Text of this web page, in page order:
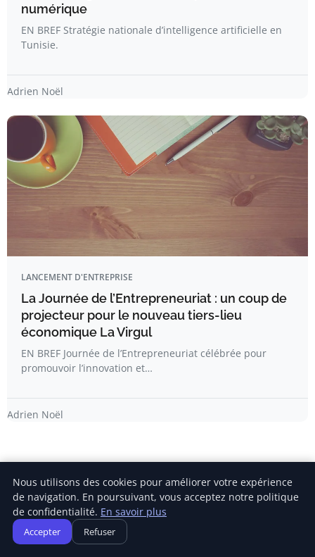
numérique
EN BREF Stratégie nationale d’intelligence artificielle en
Tunisie.
Adrien Noël
LANCEMENT D'ENTREPRISE
La Journée de l’Entrepreneuriat : un coup de
projecteur pour le nouveau tiers-lieu
économique La Virgul
EN BREF Journée de l’Entrepreneuriat célébrée pour
promouvoir l’innovation et…
Adrien Noël
Newsletter
Nous utilisons des cookies pour améliorer votre expérience
de navigation. En poursuivant, vous acceptez notre politique
de confidentialité. En savoir plus
Accepter Refuser